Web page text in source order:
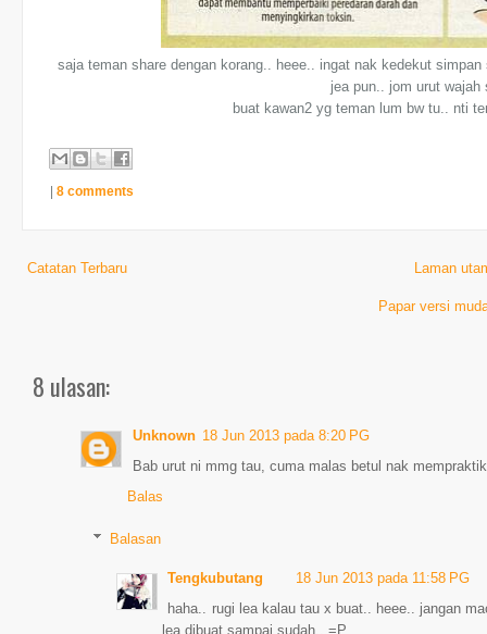
saja teman share dengan korang.. heee.. ingat nak kedekut
jea pun.. jom urut wajah
buat kawan2 yg teman lum bw tu.. nti
8 comments
Catatan Terbaru Laman
Papar versi
8 ulasan:
Unknown 18 Jun 2013 pada 8:20 PG
Bab urut ni mmg tau, cuma malas betul nak
Balas
Balasan
Tengkubutang
18 Jun 2013 pada 11:58 PG
haha.. rugi lea kalau tau x buat.. heee.. jangan
lea dibuat sampai sudah.. =P